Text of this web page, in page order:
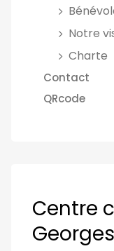
Notre
Charte
Contact
QRcode
Centre
Georges